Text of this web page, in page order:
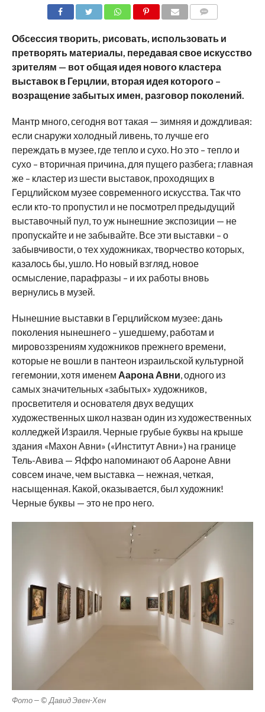
Обсессия творить, рисовать, использовать и
претворять материалы, передавая свое искусство
зрителям — вот общая идея нового кластера
выставок в Герцлии, вторая идея которого –
возращение забытых имен, разговор поколений.
Мантр много, сегодня вот такая — зимняя и дождливая:
если снаружи холодный ливень, то лучше его
переждать в музее, где тепло и сухо. Но это – тепло и
сухо – вторичная причина, для пущего разбега; главная
же – кластер из шести выставок, проходящих в
Герцлийском музее современного искусства. Так что
если кто-то пропустил и не посмотрел предыдущий
выставочный пул, то уж нынешние экспозиции — не
пропускайте и не забывайте. Все эти выставки – о
забывчивости, о тех художниках, творчество которых,
казалось бы, ушло. Но новый взгляд, новое
осмысление, парафразы – и их работы вновь
вернулись в музей.
Нынешние выставки в Герцлийском музее: дань
поколения нынешнего – ушедшему, работам и
мировоззрениям художников прежнего времени,
которые не вошли в пантеон израильской культурной
гегемонии, хотя именем Аарона Авни, одного из
самых значительных «забытых» художников,
просветителя и основателя двух ведущих
художественных школ назван один из художественных
колледжей Израиля. Черные грубые буквы на крыше
здания «Махон Авни» («Институт Авни») на границе
Тель-Авива — Яффо напоминают об Аароне Авни
совсем иначе, чем выставка — нежная, четкая,
насыщенная. Какой, оказывается, был художник!
Черные буквы — это не про него.
Фото — © Давид Эвен-Хен